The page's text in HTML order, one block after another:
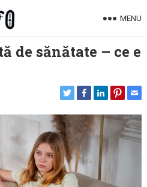
MENU
de sănătate – ce e